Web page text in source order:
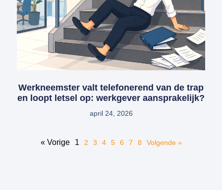
Werkneemster valt telefonerend van de trap
en loopt letsel op: werkgever aansprakelijk?
april 24, 2026
« Vorige 1 2 3 4 5 6 7 8 Volgende »